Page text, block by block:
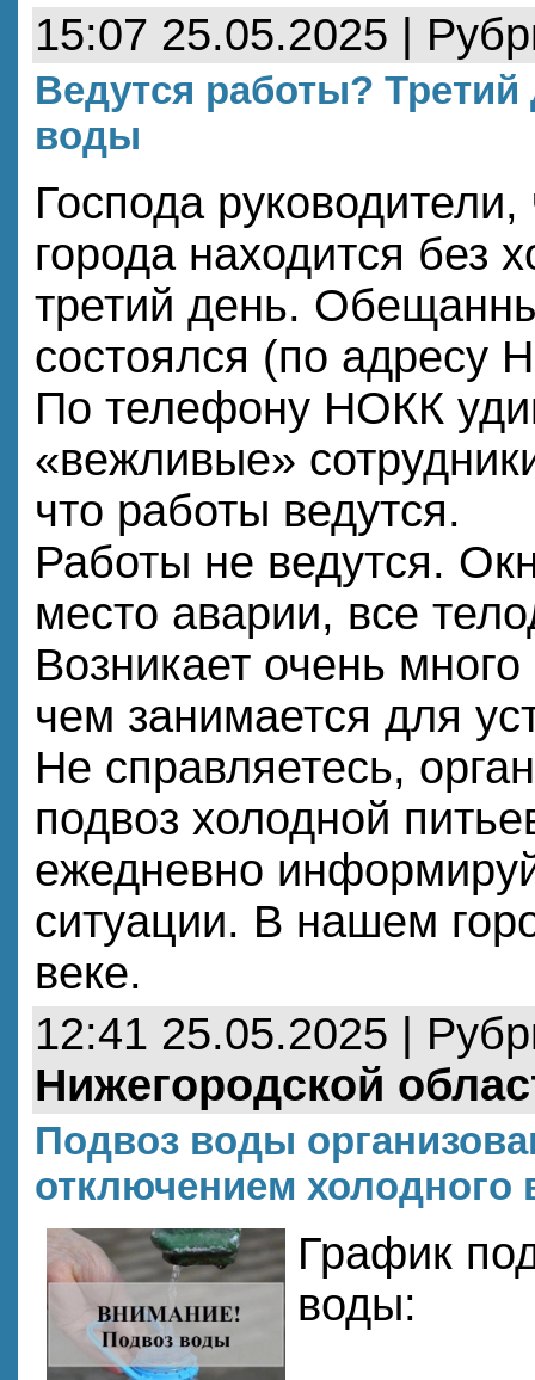
15:07 25.05.2025 |
Ведутся работы?
воды
Господа
города находится без
третий день.
состоялся (по адресу
По телефону НОКК
«вежливые»
что работы ведутся.
Работы не ведутся.
место аварии, все
Возникает очень
чем занимается для
Не справляетесь,
подвоз холодной
ежедневно
ситуации. В нашем
веке.
12:41 25.05.2025 |
Нижегородской
Подвоз воды
отключением холодного
График
воды: